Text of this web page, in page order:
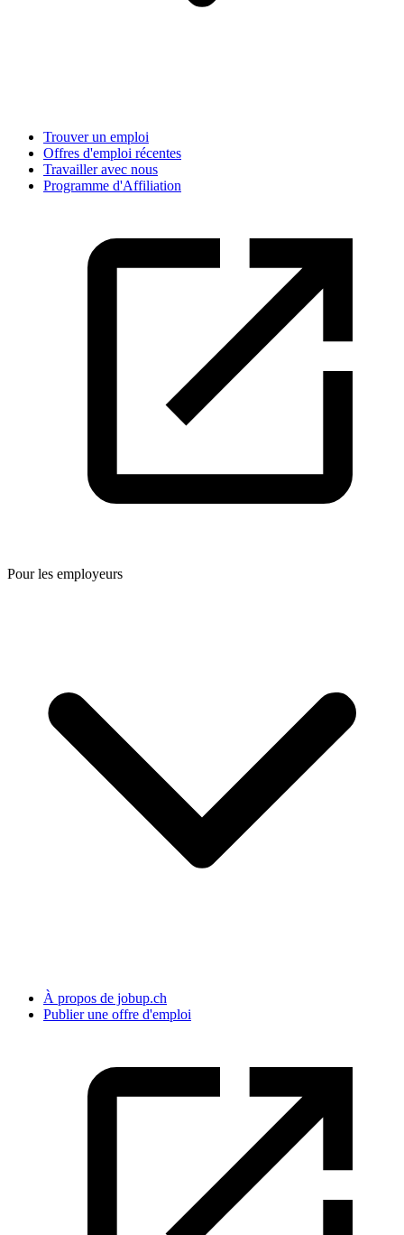
Trouver un emploi
Offres d'emploi récentes
Travailler avec nous
Programme d'Affiliation
Pour les employeurs
À propos de jobup.ch
Publier une offre d'emploi